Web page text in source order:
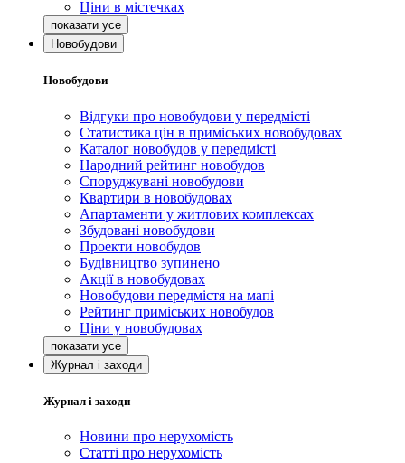
Ціни в містечках
Новобудови
Новобудови
Відгуки про новобудови у передмісті
Статистика цін в приміських новобудовах
Каталог новобудов у передмісті
Народний рейтинг новобудов
Споруджувані новобудови
Квартири в новобудовах
Апартаменти у житлових комплексах
Збудовані новобудови
Проекти новобудов
Будівництво зупинено
Акції в новобудовах
Новобудови передмістя на мапі
Рейтинг приміських новобудов
Ціни у новобудовах
Журнал і заходи
Журнал і заходи
Новини про нерухомість
Статті про нерухомість